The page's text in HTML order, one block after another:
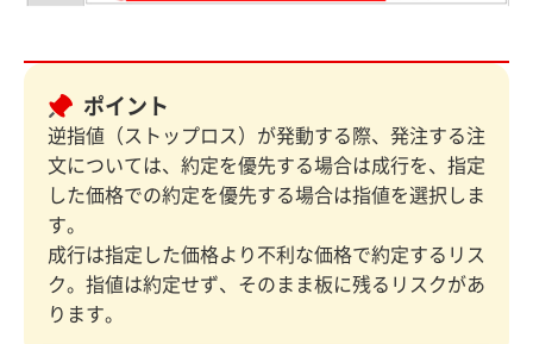
ポイント
逆指値（ストップロス）が発動する際、発注する注
文については、約定を優先する場合は成行を、指定
した価格での約定を優先する場合は指値を選択しま
す。
成行は指定した価格より不利な価格で約定するリス
ク。指値は約定せず、そのまま板に残るリスクがあ
ります。